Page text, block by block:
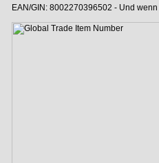
EAN/GIN: 8002270396502 - Und